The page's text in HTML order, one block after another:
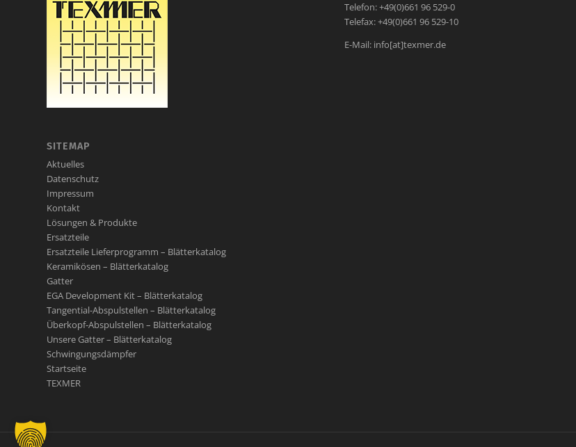
SITEMAP
Aktuelles
Datenschutz
Impressum
Kontakt
Lösungen & Produkte
Ersatzteile
Ersatzteile Lieferprogramm – Blätterkatalog
Keramikösen – Blätterkatalog
Gatter
EGA Development Kit – Blätterkatalog
Tangential-Abspulstellen – Blätterkatalog
Überkopf-Abspulstellen – Blätterkatalog
Unsere Gatter – Blätterkatalog
Schwingungsdämpfer
Startseite
TEXMER
Telefon: +49(0)661 96 529-0
Telefax: +49(0)661 96 529-10
E-Mail: info[at]texmer.de